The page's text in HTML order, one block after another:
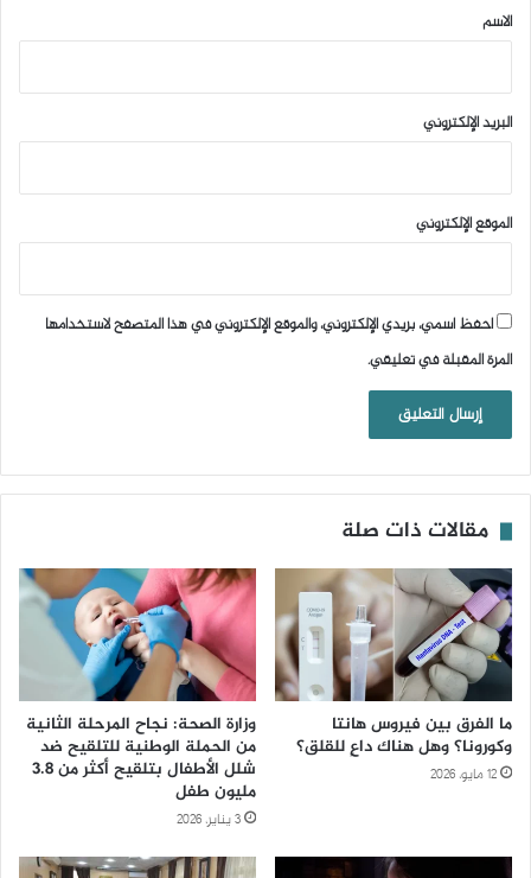
*
الاسم
البريد الإلكتروني
الموقع الإلكتروني
احفظ اسمي، بريدي الإلكتروني، والموقع الإلكتروني في هذا المتصفح لاستخدامها
المرة المقبلة في تعليقي.
مقالات ذات صلة
ما الفرق بين فيروس هانتا
وكورونا؟ وهل هناك داعٍ للقلق؟
12 مايو، 2026
وزارة الصحة: نجاح المرحلة الثانية
من الحملة الوطنية للتلقيح ضد
شلل الأطفال بتلقيح أكثر من 3.8
مليون طفل
3 يناير، 2026